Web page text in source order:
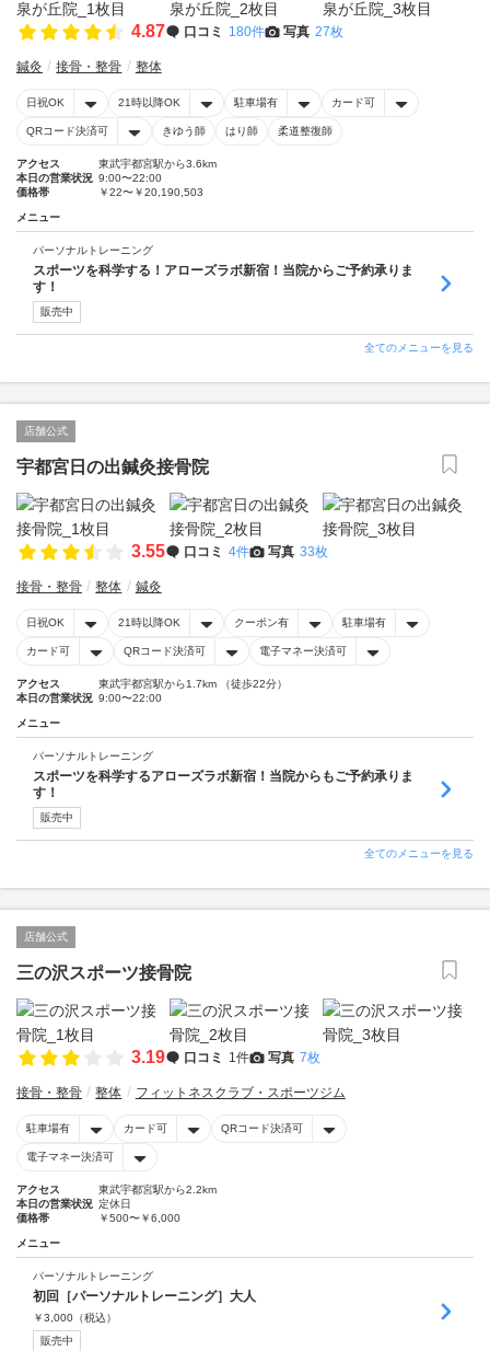
4.87 口コミ 180件 写真 27枚
鍼灸 接骨・整骨 整体
日祝OK 21時以降OK 駐車場有 カード可
QRコード決済可 きゆう師 はり師 柔道整復師
アクセス
東武宇都宮駅から3.6km
本日の営業状況 9:00〜22:00
価格帯
￥22〜￥20,190,503
メニュー
パーソナルトレーニング
スポーツを科学する！アローズラボ新宿！当院からご予約承りま
す！
販売中
全てのメニューを見る
店舗公式
宇都宮日の出鍼灸接骨院
3.55 口コミ 4件 写真 33枚
接骨・整骨 整体 鍼灸
日祝OK 21時以降OK クーポン有 駐車場有
カード可 QRコード決済可 電子マネー決済可
アクセス
東武宇都宮駅から1.7km （徒歩22分）
本日の営業状況 9:00〜22:00
メニュー
パーソナルトレーニング
スポーツを科学するアローズラボ新宿！当院からもご予約承りま
す！
販売中
全てのメニューを見る
店舗公式
三の沢スポーツ接骨院
3.19 口コミ 1件 写真 7枚
接骨・整骨 整体 フィットネスクラブ・スポーツジム
駐車場有 カード可 QRコード決済可
電子マネー決済可
アクセス
東武宇都宮駅から2.2km
本日の営業状況 定休日
価格帯
￥500〜￥6,000
メニュー
パーソナルトレーニング
初回［パーソナルトレーニング］大人
￥3,000 （税込）
販売中